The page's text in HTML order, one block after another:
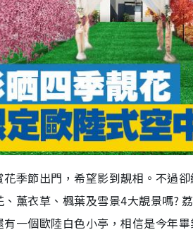
季節出門，希望影到靚相。不過
薰衣草、楓葉及雪景4大靚景嗎?
一個歐陸白色小亭，相信是今年